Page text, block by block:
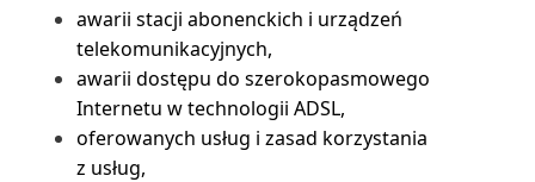
awarii stacji abonenckich i urządzeń
telekomunikacyjnych,
awarii dostępu do szerokopasmowego
Internetu w technologii ADSL,
oferowanych usług i zasad korzystania
z usług,